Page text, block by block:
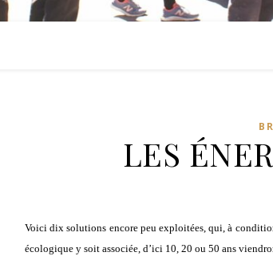
LES
Voici dix solutions encore peu exploitées, qui, à
écologique y soit associée, d’ici 10, 20 ou 50 ans